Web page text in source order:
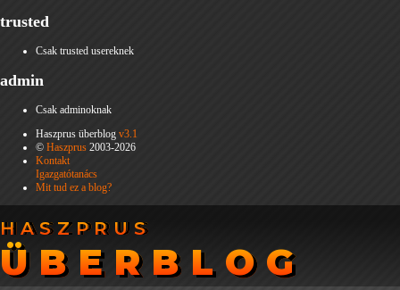
trusted
Csak trusted usereknek
admin
Csak adminoknak
Haszprus überblog v3.1
© Haszprus 2003-2026
Kontakt
Igazgatótanács
Mit tud ez a blog?
HASZPRUS
ÜBERBLOG
HASZPRUS
ÜBERBLOG